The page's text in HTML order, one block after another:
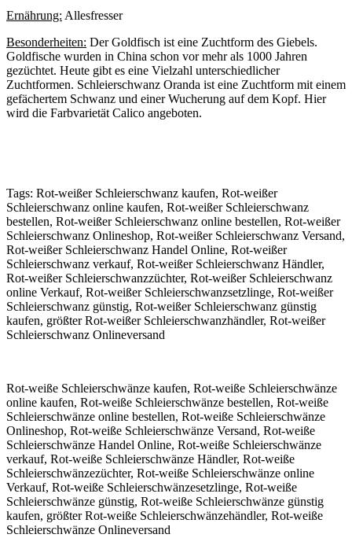
Ernährung: Allesfresser
Besonderheiten: Der Goldfisch ist eine Zuchtform des Giebels.
Goldfische wurden in China schon vor mehr als 1000 Jahren
gezüchtet. Heute gibt es eine Vielzahl unterschiedlicher
Zuchtformen. Schleierschwanz Oranda ist eine Zuchtform mit einem
gefächertem Schwanz und einer Wucherung auf dem Kopf. Hier
wird die Farbvarietät Calico angeboten.
Tags: Rot-weißer Schleierschwanz kaufen, Rot-weißer
Schleierschwanz online kaufen, Rot-weißer Schleierschwanz
bestellen, Rot-weißer Schleierschwanz online bestellen, Rot-weißer
Schleierschwanz Onlineshop, Rot-weißer Schleierschwanz Versand,
Rot-weißer Schleierschwanz Handel Online, Rot-weißer
Schleierschwanz verkauf, Rot-weißer Schleierschwanz Händler,
Rot-weißer Schleierschwanzzüchter, Rot-weißer Schleierschwanz
online Verkauf, Rot-weißer Schleierschwanzsetzlinge, Rot-weißer
Schleierschwanz günstig, Rot-weißer Schleierschwanz günstig
kaufen, größter Rot-weißer Schleierschwanzhändler, Rot-weißer
Schleierschwanz Onlineversand
Rot-weiße Schleierschwänze kaufen, Rot-weiße Schleierschwänze
online kaufen, Rot-weiße Schleierschwänze bestellen, Rot-weiße
Schleierschwänze online bestellen, Rot-weiße Schleierschwänze
Onlineshop, Rot-weiße Schleierschwänze Versand, Rot-weiße
Schleierschwänze Handel Online, Rot-weiße Schleierschwänze
verkauf, Rot-weiße Schleierschwänze Händler, Rot-weiße
Schleierschwänzezüchter, Rot-weiße Schleierschwänze online
Verkauf, Rot-weiße Schleierschwänzesetzlinge, Rot-weiße
Schleierschwänze günstig, Rot-weiße Schleierschwänze günstig
kaufen, größter Rot-weiße Schleierschwänzehändler, Rot-weiße
Schleierschwänze Onlineversand